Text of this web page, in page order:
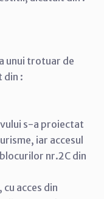
unui trotuar de
din :
s-a proiectat
iar accesul
nr.2C din
acces din